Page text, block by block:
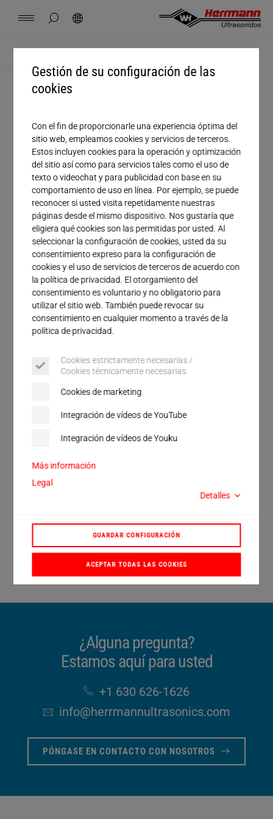
Gestión de su configuración de las
cookies
Con el fin de proporcionarle una experiencia óptima del
sitio web, empleamos cookies y servicios de terceros.
Estos incluyen cookies para la operación y optimización
del sitio así como para servicios tales como el uso de
texto o videochat y para publicidad con base en su
comportamiento de uso en línea. Por ejemplo, se puede
reconocer si usted visita repetidamente nuestras
páginas desde el mismo dispositivo. Nos gustaría que
eligiera qué cookies son las permitidas por usted. Al
seleccionar la configuración de cookies, usted da su
consentimiento expreso para la configuración de
cookies y el uso de servicios de terceros de acuerdo con
la política de privacidad. El otorgamiento del
consentimiento es voluntario y no obligatorio para
utilizar el sitio web. También puede revocar su
consentimiento en cualquier momento a través de la
política de privacidad.
Cookies estrictamente necesarias /
Cookies técnicamente necesarias
Cookies de marketing
Integración de vídeos de YouTube
Integración de vídeos de Youku
Más información
Legal
Detalles
GUARDAR CONFIGURACIÓN
ACEPTAR TODAS LAS COOKIES
ocultar búsqueda de página
Inicio
Herrmann Engineering
Soluciones por segmento
Soldadura con ultrasonido
Productos
Empresa
Servicio
Contacto Lugares Noticias Empleo Descargas
China 中文 english
Hungary magyar
Japan 日本語
Empresa
Nombre
Apellido
Correo electrónico*
Teléfono
Calle
Ciudad
He leído y acepto lapolítica de privacidad
Verificación Anti-Robot
ENVIAR
¿Alguna pregunta?
Estamos aquí para usted
+1 630 626-1626
info​@herrmannultrasonics​.com
PÓNGASE EN CONTACTO CON NOSOTROS